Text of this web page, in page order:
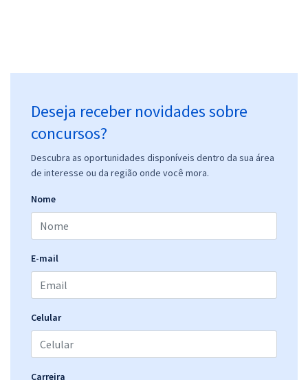
Deseja receber novidades sobre
concursos?
Descubra as oportunidades disponíveis dentro da sua área
de interesse ou da região onde você mora.
Nome
E-mail
Celular
Carreira